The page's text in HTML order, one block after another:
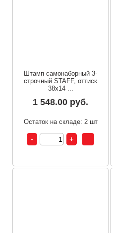
Штамп самонаборный 3-
строчный STAFF, оттиск
38х14 ...
1 548.00 руб.
Остаток на складе: 2 шт